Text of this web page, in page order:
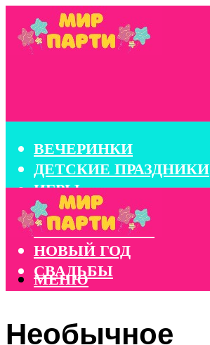
ВЕЧЕРИНКИ
ДЕТСКИЕ ПРАЗДНИКИ
ИГРЫ
КОНКУРСЫ
КОРПОРАТИВЫ
НОВЫЙ ГОД
СВАДЬБЫ
МЕНЮ
Необычное